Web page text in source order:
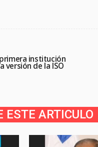
primera institución
versión de la ISO
ESTE ARTICULO